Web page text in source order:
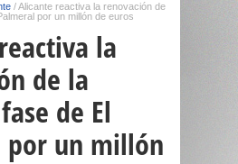
/Alicante reactiva la renovación de
por un millón de euros
la
de la
de El
por un millón